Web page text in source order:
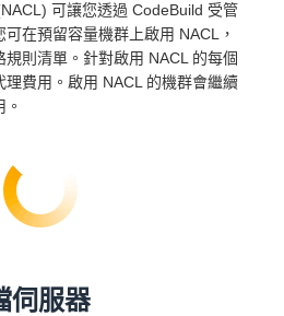
可讓您透過 CodeBuild 受管
在預留容量機群上啟用 NACL，
則清單。針對啟用 NACL 的每個
費用。啟用 NACL 的機群會繼續
伺服器